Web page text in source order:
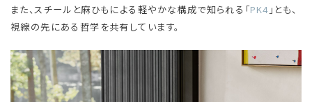
また、スチールと麻ひもによる軽やかな構成で知られる「PK4 」とも、
視線の先にある哲学を共有しています。